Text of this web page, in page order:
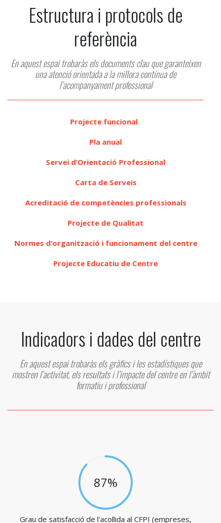
Estructura i protocols de
referència
En aquest espai trobaràs els documents clau que garanteixen
una atenció orientada a la millora contínua de
l’acompanyament professional
Projecte funcional
Pla anual
Servei d’Orientació Professional
Carta de Serveis
Acreditació de competències professionals
Projecte de Qualitat
Normes d’organització i funcionament del centre
Projecte Educatiu de Centre
Indicadors i dades del centre
En aquest espai trobaràs els gràfics i les estadístiques que
mostren l’activitat, els resultats i l’impacte del centre en l’àmbit
formatiu i professional
87%
Grau de satisfacció de l'acollida al CFPI (empreses,